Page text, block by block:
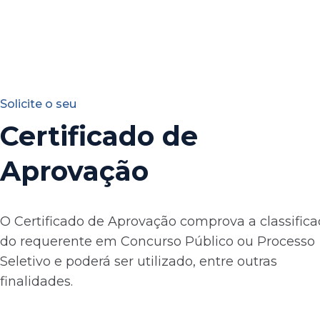
Solicite o seu
Certificado de
Aprovação
O Certificado de Aprovação comprova a
do requerente em Concurso Público ou Processo
Seletivo e poderá ser utilizado, entre outras
finalidades.